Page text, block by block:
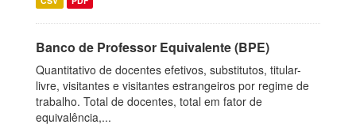
Banco de Professor Equivalente (BPE)
Quantitativo de docentes efetivos, substitutos, titular-
livre, visitantes e visitantes estrangeiros por regime de
trabalho. Total de docentes, total em fator de
equivalência,...